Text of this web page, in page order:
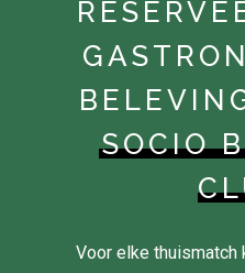
SOCIO
Voor elke thuismatch